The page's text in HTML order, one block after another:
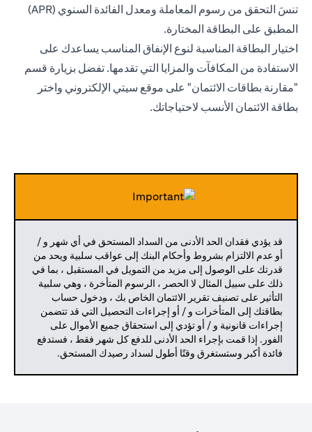
تنسَ التحقق من رسوم المعاملة ومعدل الفائدة السنوي (APR)
المطبق على البطاقة المختارة.
اختيار البطاقة المناسبة لنوع الإنفاق المناسب يساعدك على
الاستفادة من المكافآت والمزايا التي تقدمها. تفضل بزيارة قسم
"مقارنة بطاقات الائتمان" على موقع سيتي الإلكتروني واختر
بطاقة الائتمان الأنسب لاحتياجاتك.
قد يؤدي فقدان الحد الأدنى من السداد المستحق في أي شهر و /
أو عدم الالتزام بشروط وأحكام البنك إلى عواقب سلبية ويحد من
قدرتك على الوصول إلى مزيد من التمويل في المستقبل ، بما في
ذلك على سبيل المثال لا الحصر ، الرسوم المتأخرة ، وهي سلبية
التأثير على تصنيف تقرير الائتمان الخاص بك ، ودخول حساب
بطاقتك إلى المتأخرات و / أو إجراءات التحصيل التي قد تتضمن
إجراءات قانونية و / أو تؤدي إلى استحقاق جميع الأموال على
الفور. إذا قمت بإجراء الحد الأدنى للدفع كل شهر فقط ، فستدفع
فائدة أكبر وستستغرق وقتًا أطول لسداد رصيدك المستحق.